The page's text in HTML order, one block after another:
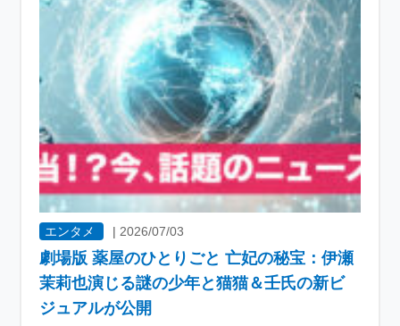
エンタメ | 2026/07/03
劇場版 薬屋のひとりごと 亡妃の秘宝：伊瀬
茉莉也演じる謎の少年と猫猫＆壬氏の新ビ
ジュアルが公開